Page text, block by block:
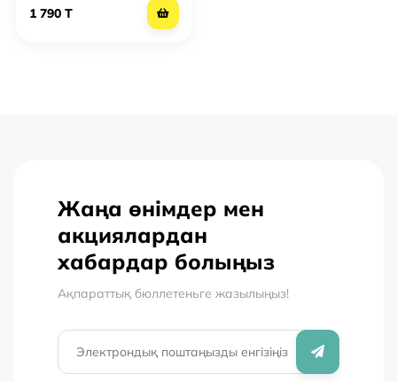
1 790 T
Жаңа өнімдер мен
акциялардан
хабардар болыңыз
Ақпараттық бюллетеньге жазылыңыз!